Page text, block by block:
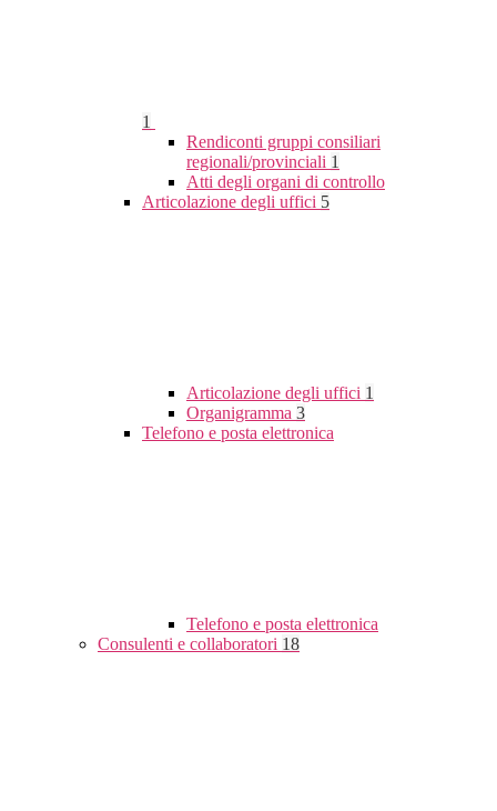
1
Rendiconti gruppi consiliari
regionali/provinciali 1
Atti degli organi di controllo
Articolazione degli uffici 5
Articolazione degli uffici 1
Organigramma 3
Telefono e posta elettronica
Telefono e posta elettronica
Consulenti e collaboratori 18